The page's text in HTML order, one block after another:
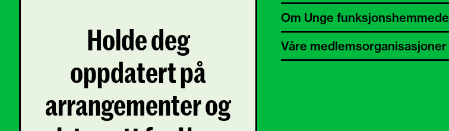
Holde deg
oppdatert på
arrangementer og
Om Unge funksjonshemmede
Våre medlemsorganisasjoner